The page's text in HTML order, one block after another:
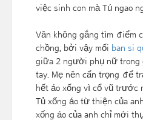
việc sinh con mà Tú ngao
Vân không gắng tìm điểm
chồng, bởi vậy mối ban si
giữa 2 người phụ nữ trong
tay. Mẹ nên cẩn trọng để
hết áo xống vì cổ vũ
Tủ xống áo từ thiện của
xống áo của anh chỉ mới